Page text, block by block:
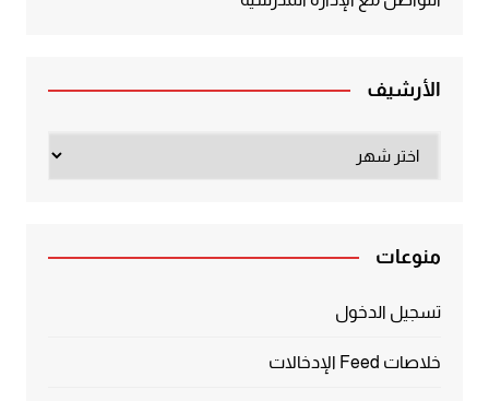
الأرشيف
منوعات
تسجيل الدخول
خلاصات Feed الإدخالات